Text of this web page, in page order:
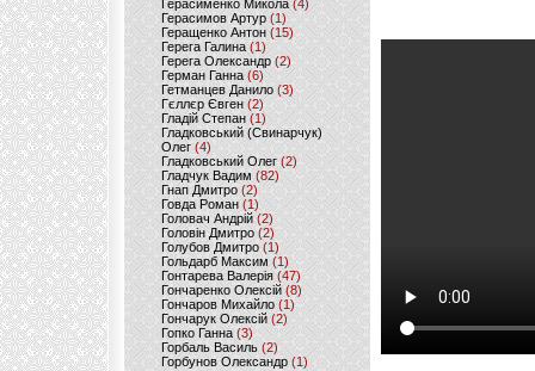
Герасименко Микола (4)
Герасимов Артур (1)
Геращенко Антон(15)
Герега Галина (1)
Герега Олександр (2)
Герман Ганна (6)
Гетманцев Данило (3)
Гєллєр Євген (2)
Гладій Степан(1)
Гладковський (Свинарчук)
Олег (4)
Гладковський Олег (2)
Гладчук Вадим (82)
Гнап Дмитро (2)
Говда Роман(1)
Головач Андрій (2)
Головін Дмитро (2)
Голубов Дмитро (1)
Гольдарб Максим(1)
Гонтарева Валерія (47)
Гончаренко Олексій(8)
Гончаров Михайло (1)
Гончарук Олексій (2)
Гопко Ганна (3)
Горбаль Василь (2)
Горбунов Олександр (1)